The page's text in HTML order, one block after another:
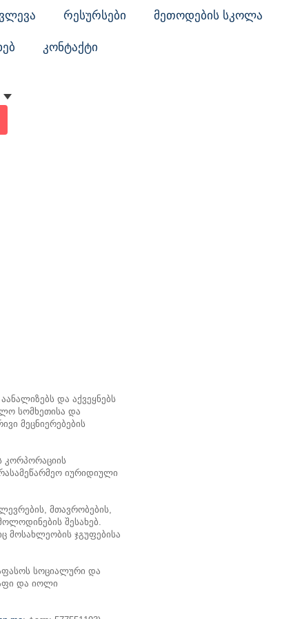
რესურსები მეთოდების სკოლა
კონტაქტი
და აქვეყნებს
სომხეთისა და
მეცნიერებების
კორპორაციის
იურიდიული
მთავრობების,
შესახებ.
მოსახლეობის ჯგუფებისა
სოციალური და
და იოლი